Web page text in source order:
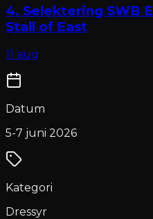
4. Selektering SWB
Stall of East
11 aug
Datum
5-7 juni 2026
Kategori
Dressyr